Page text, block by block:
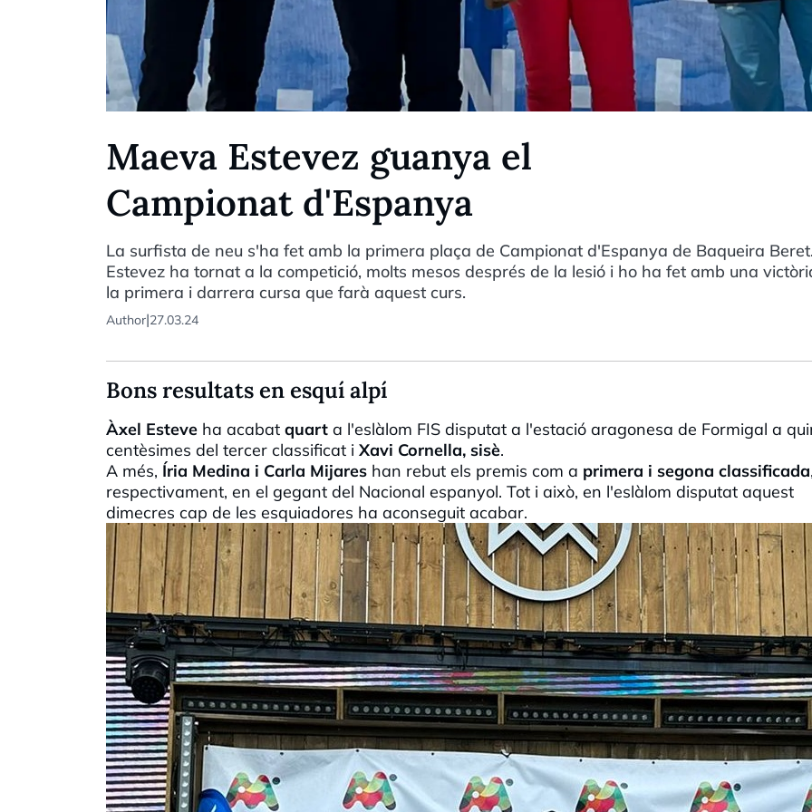
Maeva Estevez guanya el
Campionat d'Espanya
La surfista de neu s'ha fet amb la primera plaça de Campionat d'Espanya de Baqueira Beret.
Estevez ha tornat a la competició, molts mesos després de la lesió i ho ha fet amb una
la primera i darrera cursa que farà aquest curs.
Author|27.03.24
Bons resultats en esquí alpí
Àxel Esteve ha acabat quart a l'eslàlom FIS disputat a l'estació aragonesa de Formigal a
centèsimes del tercer classificat i Xavi Cornella, sisè.
A més, Íria Medina i Carla Mijares han rebut els premis com a primera i segona classificada,
respectivament, en el gegant del Nacional espanyol. Tot i això, en l'eslàlom disputat aquest
dimecres cap de les esquiadores ha aconseguit acabar.